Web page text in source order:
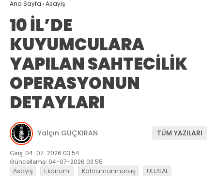
Ana Sayfa ›Asayiş
10 İL’DE
KUYUMCULARA
YAPILAN SAHTECİLİK
OPERASYONUN
DETAYLARI
Yalçın GÜÇKIRAN TÜM YAZILARI
Giriş: 04-07-2026 03:54
Güncelleme: 04-07-2026 03:55
Asayiş Ekonomi Kahramanmaraş ULUSAL